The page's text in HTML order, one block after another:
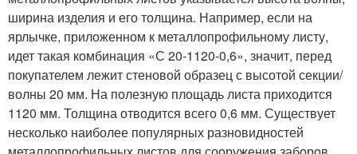
ширина изделия и его толщина. Например, если на
ярлычке, приложенном к металлопрофильному листу,
идет такая комбинация «С 20-1120-0,6», значит, перед
покупателем лежит стеновой образец с высотой секции/
волны 20 мм. На полезную площадь листа приходится
1120 мм. Толщина отводится всего 0,6 мм. Существует
несколько наиболее популярных разновидностей